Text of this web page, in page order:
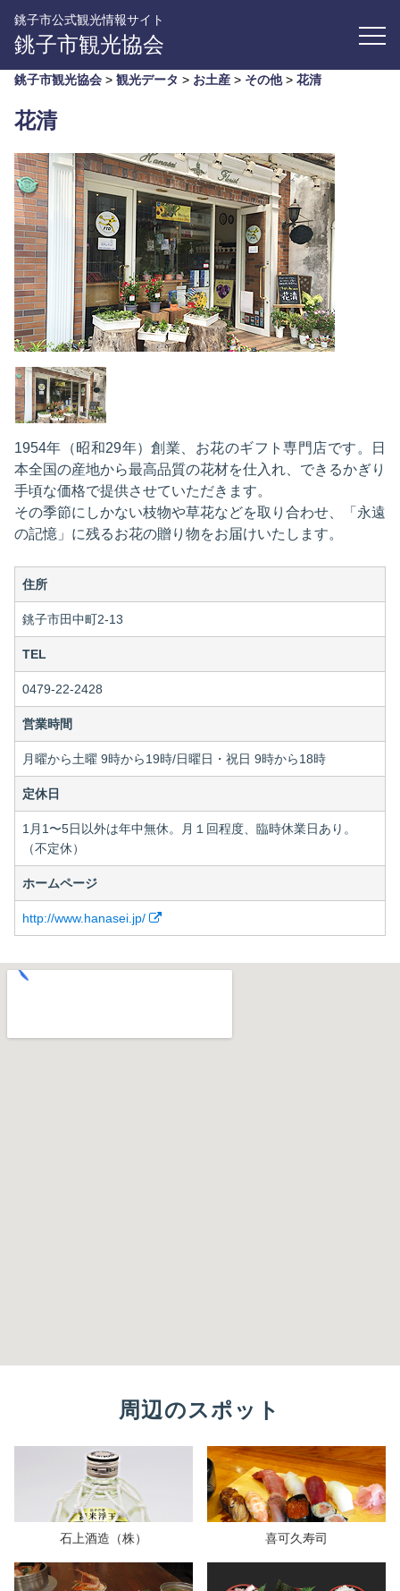
銚子市公式観光情報サイト
銚子市観光協会
銚子市観光協会 > 観光データ > お土産 > その他> 花清
花清
1954年（昭和29年）創業、お花のギフト専門店です。日
本全国の産地から最高品質の花材を仕入れ、できるかぎり
手頃な価格で提供させていただきます。
その季節にしかない枝物や草花などを取り合わせ、「永遠
の記憶」に残るお花の贈り物をお届けいたします。
住所
銚子市田中町2-13
TEL
0479-22-2428
営業時間
月曜から土曜 9時から19時/日曜日・祝日 9時から18時
定休日
1月1〜5日以外は年中無休。月１回程度、臨時休業日あり。
（不定休）
ホームページ
http://www.hanasei.jp/
周辺のスポット
石上酒造（株） 喜可久寿司